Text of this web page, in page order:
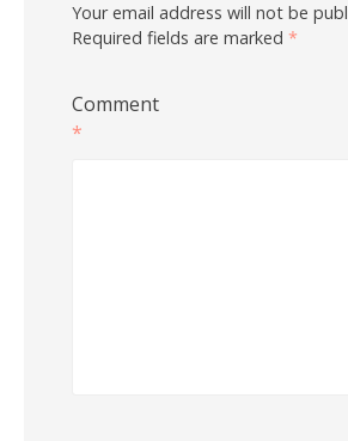
Your email address will not be
Required fields are marked *
Comment
*